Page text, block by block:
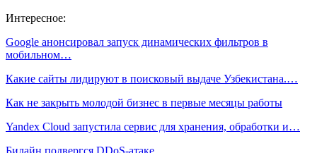
Интересное:
Google анонсировал запуск динамических фильтров в
мобильном…
Какие сайты лидируют в поисковый выдаче Узбекистана.…
Как не закрыть молодой бизнес в первые месяцы работы
Yandex Cloud запустила сервис для хранения, обработки и…
Билайн подвергся DDoS-атаке